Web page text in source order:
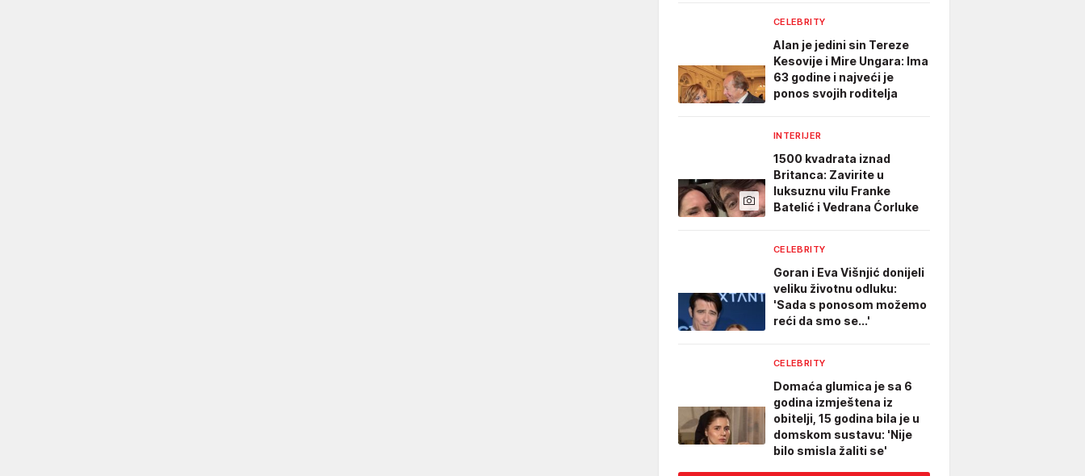
CELEBRITY
Alan je jedini sin Tereze
Kesovije i Mire Ungara: Ima
63 godine i najveći je
ponos svojih roditelja
INTERIJER
1500 kvadrata iznad
Britanca: Zavirite u
luksuznu vilu Franke
Batelić i Vedrana Ćorluke
CELEBRITY
Goran i Eva Višnjić donijeli
veliku životnu odluku:
'Sada s ponosom možemo
reći da smo se...'
CELEBRITY
Domaća glumica je sa 6
godina izmještena iz
obitelji, 15 godina bila je u
domskom sustavu: 'Nije
bilo smisla žaliti se'